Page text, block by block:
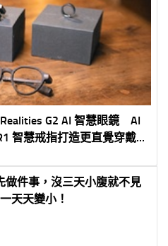
G2 AI 智慧眼鏡 AI
智慧戒指打造更直覺穿戴體
做件事，沒三天小腹就不見
天天變小！